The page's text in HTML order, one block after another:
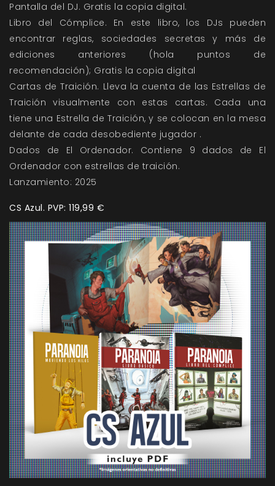
Pantalla del DJ. Gratis la copia digital.
Libro del Cómplice. En este libro, los DJs pueden
encontrar reglas, sociedades secretas y más de
ediciones anteriores (hola puntos de
recomendación); Gratis la copia digital
Cartas de Traición. Lleva la cuenta de las Estrellas de
Traición visualmente con estas cartas. Cada una
tiene una Estrella de Traición, y se colocan en la mesa
delante de cada desobediente jugador .
Dados de El Ordenador. Contiene 9 dados de El
Ordenador con estrellas de traición.
Lanzamiento: 2025
CS Azul. PVP: 119,99 €